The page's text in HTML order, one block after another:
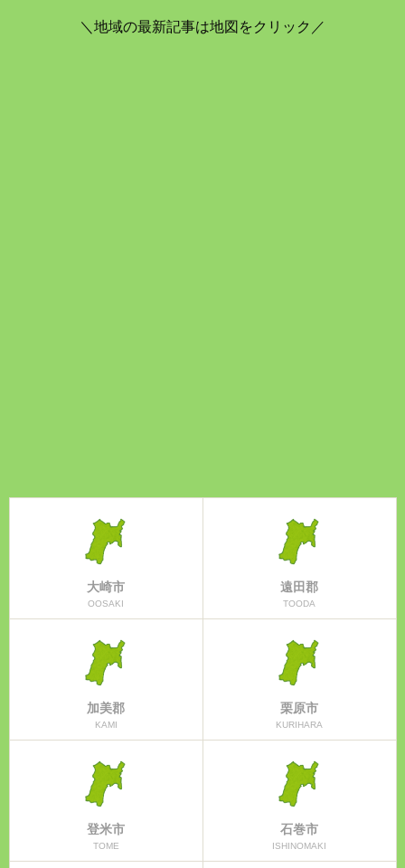
＼地域の最新記事は地図をクリック／
大崎市
OOSAKI
遠田郡
TOODA
加美郡
KAMI
栗原市
KURIHARA
登米市
TOME
石巻市
ISHINOMAKI